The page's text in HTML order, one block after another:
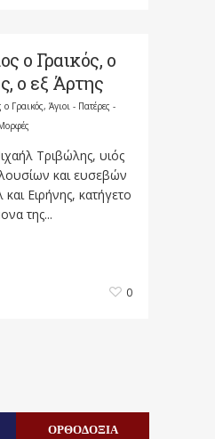
ο Γραικός, ο
ο εξ Άρτης
Γραικός, Άγιοι - Πατέρες -
Τριβώλης, υιός
και ευσεβών
Ειρήνης, κατήγετο
της...
0
ΟΡΘΟΔΟΞΙΑ